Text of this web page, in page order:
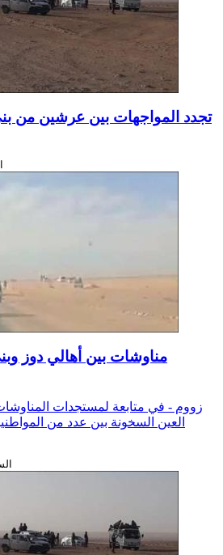
تجدد المواجهات بين عرشين من
مناوشات بين أهالي دوز
زووم - في متابعة لمستجدات
العين السخونة بين عدد من
السبت،